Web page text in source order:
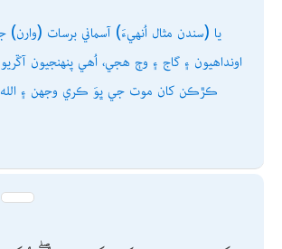
يا (سندن مثال اُنھيءَ) آسماني برسات
اونداھيون ۽ گاج ۽ وڄ ھجي، اُھي پنھنجيون
ڪڙڪن کان موت جي ڀوَ ڪري وجھن ۽ الله